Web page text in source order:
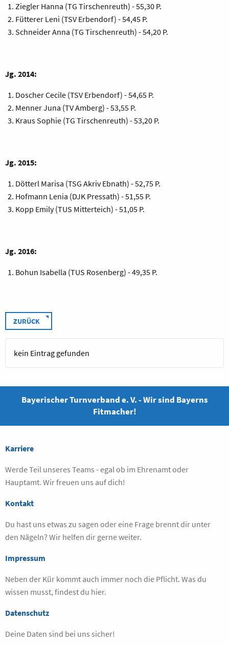
Ziegler Hanna (TG Tirschenreuth) - 55,30 P.
Fütterer Leni (TSV Erbendorf) - 54,45 P.
Schneider Anna (TG Tirschenreuth) - 54,20 P.
Jg. 2014:
Doscher Cecile (TSV Erbendorf) - 54,65 P.
Menner Juna (TV Amberg) - 53,55 P.
Kraus Sophie (TG Tirschenreuth) - 53,20 P.
Jg. 2015:
Dötterl Marisa (TSG Akriv Ebnath) - 52,75 P.
Hofmann Lenia (DJK Pressath) - 51,55 P.
Kopp Emily (TUS Mitterteich) - 51,05 P.
Jg. 2016:
Bohun Isabella (TUS Rosenberg) - 49,35 P.
ZURÜCK
kein Eintrag gefunden
Bayerischer Turnverband e. V. - Wir sind Bayerns
Fitmacher!
Karriere
Werde Teil unseres Teams - egal ob im Ehrenamt oder
Hauptamt. Wir freuen uns auf dich!
Kontakt
Du hast uns etwas zu sagen oder eine Frage brennt dir unter
den Nägeln? Wir helfen dir gerne weiter.
Impressum
Neben der Kür kommt auch immer noch die Pflicht. Was du
wissen musst, findest du hier.
Datenschutz
Deine Daten sind bei uns sicher!